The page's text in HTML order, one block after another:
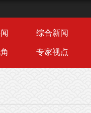
综合新闻
专家视点